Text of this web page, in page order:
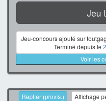
Jeu
Jeu-concours ajouté sur
Terminé depuis le
Voir les
Replier (provis.) Affichage